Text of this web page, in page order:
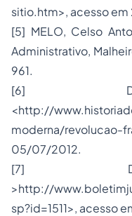
sitio.htm>, acesso
[5] MELO, Celso
Administrativo,
961.
[6]
<http://
moderna/
05/07/2012.
[7]
>http://
sp?id=1511>, acesso